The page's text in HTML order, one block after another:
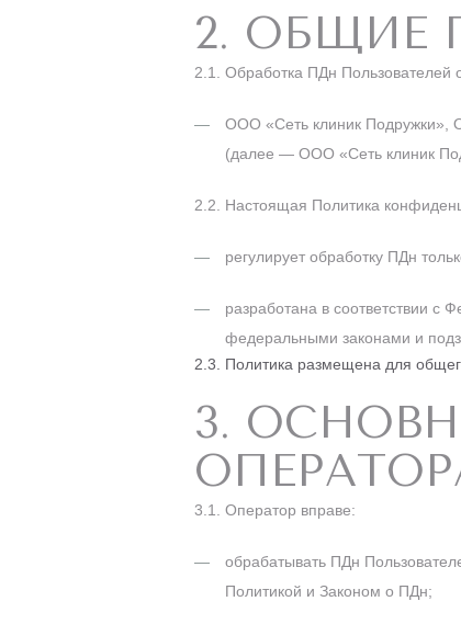
2. ОБЩИЕ
2.1. Обработка ПДн
ООО «Сеть клиник Подружки»,
(далее — ООО «Сеть клиник
2.2. Настоящая Политика
регулирует обработку ПДн
разработана в соответствии
федеральными законами и
2.3. Политика размещена для
3.
3.1. Оператор вправе:
обрабатывать ПДн
Политикой и Законом о ПДн;